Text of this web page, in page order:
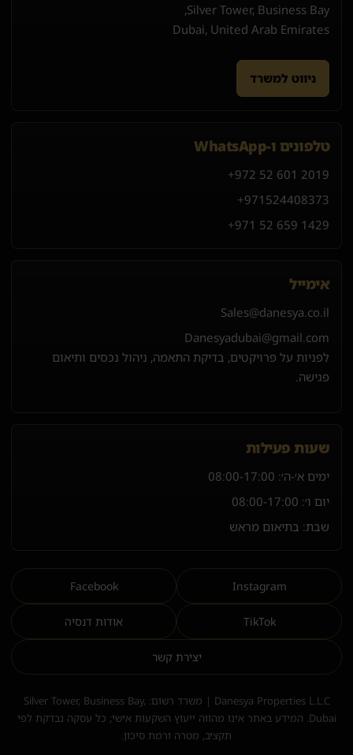
Silver Tower, Business Bay,
Dubai, United Arab Emirates
ניווט למשרד
טלפונים ו-WhatsApp
+972 52 601 2019
+971 524408373
+971 52 659 1429
אימייל
Sales@danesya.co.il
Danesyadubai@gmail.com
לפניות על פרויקטים, בדיקת התאמה, ניהול נכסים ותיאום
פגישה.
שעות פעילות
ימים א׳-ה׳: 08:00-17:00
יום ו׳: 08:00-17:00
שבת: בתיאום מראש
Instagram
Facebook
TikTok אודות דנסיה
יצירת קשר
Danesya Properties L.L.C | משרד רשום: Silver Tower, Business Bay,
Dubai. המידע באתר אינו מהווה ייעוץ השקעות אישי; כל עסקה נבדקת לפי
תקציב, מטרה ורמת סיכון.